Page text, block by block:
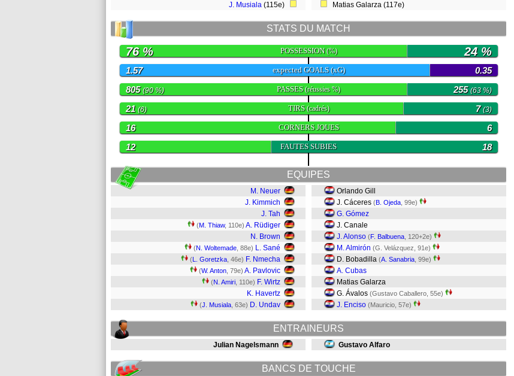
J. Musiala (115e)
Matias Galarza (117e)
STATS DU MATCH
POSSESSION(%)
76 % 24 %
expected GOALS (xG)
1.57 0.35
PASSES(réussies %)
805(90 %) 255(63 %)
TIRS(cadrés)
21 (6) 7(3)
CORNERS JOUES
16 6
FAUTES SUBIES
12 18
EQUIPES
M. Neuer
J. Kimmich
J. Tah
(M. Thiaw, 110e) A. Rüdiger
N. Brown
(N. Woltemade , 88e) L. Sané
(L. Goretzka , 46e) F. Nmecha
(W. Anton , 79e) A. Pavlovic
(N. Amiri , 110e) F. Wirtz
K. Havertz
(J. Musiala , 63e) D. Undav
Orlando Gill
J. Cáceres (B. Ojeda , 99e)
G. Gómez
J. Canale
J. Alonso (F. Balbuena , 120+2e)
M. Almirón (G. Velázquez, 91e)
D. Bobadilla (A. Sanabria , 99e)
A. Cubas
Matias Galarza
G. Ávalos (Gustavo Caballero, 55e)
J. Enciso (Mauricio, 57e)
ENTRAINEURS
Julian Nagelsmann Gustavo Alfaro
BANCS DE TOUCHE